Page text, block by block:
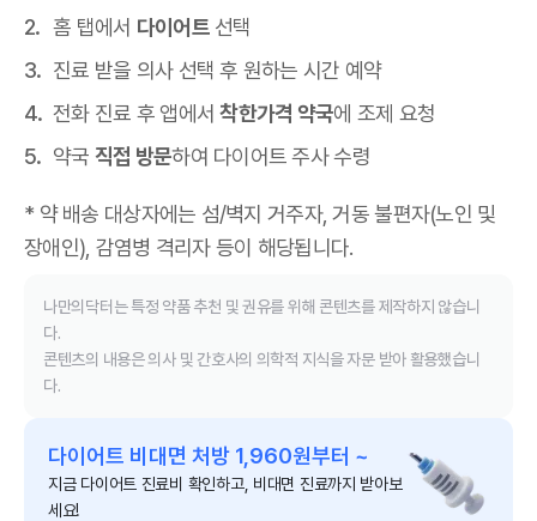
홈 탭에서 다이어트선택
진료 받을 의사 선택 후 원하는 시간 예약
전화 진료 후 앱에서착한가격 약국에 조제 요청
약국 직접 방문하여 다이어트 주사 수령
* 약 배송 대상자에는 섬/벽지 거주자, 거동 불편자(노인 및
장애인), 감염병 격리자 등이 해당됩니다.
나만의닥터는 특정 약품 추천 및 권유를 위해 콘텐츠를 제작하지 않습니
다.
콘텐츠의 내용은 의사 및 간호사의 의학적 지식을 자문 받아 활용했습니
다.
다이어트 비대면 처방 1,960원부터 ~
지금 다이어트 진료비 확인하고, 비대면 진료까지 받아보
세요!